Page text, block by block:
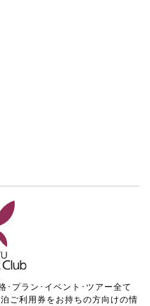
･プラン･イベント･ツアー全て
ご利用券をお持ちの方向けの情